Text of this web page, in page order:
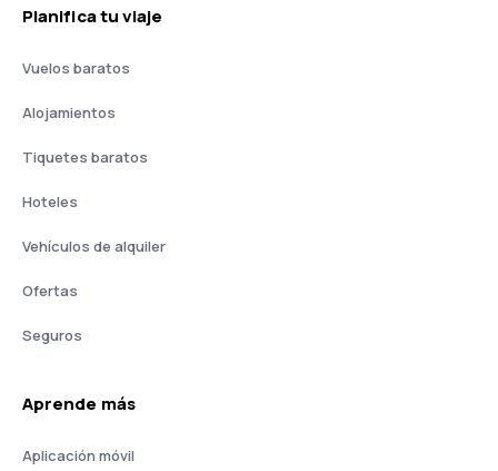
Planifica tu viaje
Vuelos baratos
Alojamientos
Tiquetes baratos
Hoteles
Vehículos de alquiler
Ofertas
Seguros
Aprende más
Aplicación móvil